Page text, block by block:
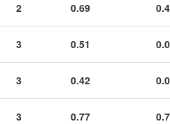
2 0.69
3 0.51
3 0.42
3 0.77